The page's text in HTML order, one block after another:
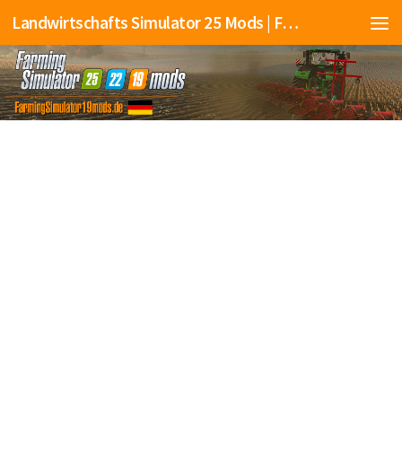
Landwirtschafts Simulator 25 Mods | Farming Simulator 25 Mods | FS25 Mods